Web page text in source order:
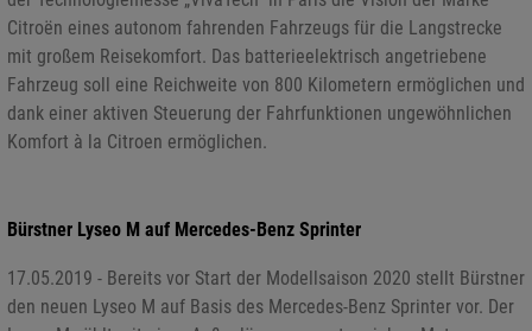
Citroën eines autonom fahrenden Fahrzeugs für die Langstrecke
mit großem Reisekomfort. Das batterieelektrisch angetriebene
Fahrzeug soll eine Reichweite von 800 Kilometern ermöglichen und
dank einer aktiven Steuerung der Fahrfunktionen ungewöhnlichen
Komfort à la Citroen ermöglichen.
Bürstner Lyseo M auf Mercedes-Benz Sprinter
17.05.2019 - Bereits vor Start der Modellsaison 2020 stellt Bürstner
den neuen Lyseo M auf Basis des Mercedes-Benz Sprinter vor. Der